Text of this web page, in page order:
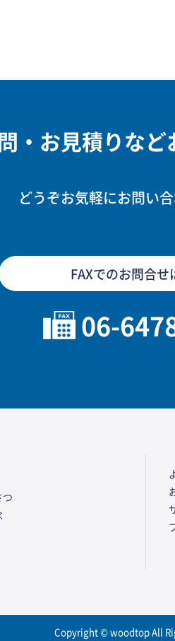
・お見積りなど
どうぞお気軽にお問い合
FAXでのお問合せ
06-
つ
Copyright © woodtop All